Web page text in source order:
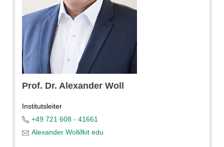
Prof. Dr. Alexander Woll
Institutsleiter
+49 721 608 - 41661
Alexander Woll∂kit edu